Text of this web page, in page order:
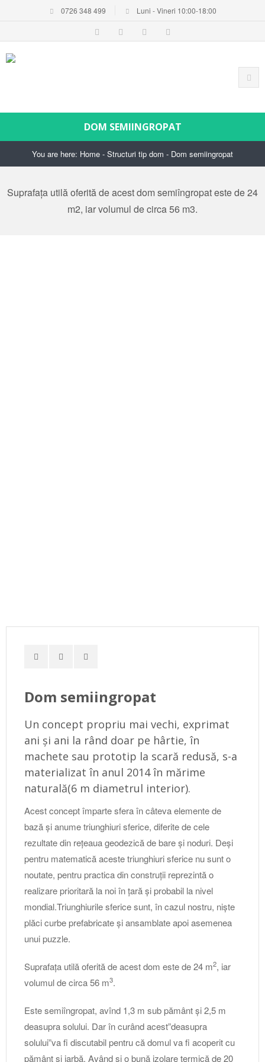
0726 348 499 Luni - Vineri 10:00-18:00
DOM SEMIINGROPAT
You are here: Home - Structuri tip dom - Dom semiingropat
Suprafața utilă oferită de acest dom semiîngropat este de 24
m2, iar volumul de circa 56 m3.
Dom semiingropat
Un concept propriu mai vechi, exprimat
ani și ani la rând doar pe hârtie, în
machete sau prototip la scară redusă, s-a
materializat în anul 2014 în mărime
naturală(6 m diametrul interior).
Acest concept împarte sfera în câteva elemente de
bază și anume triunghiuri sferice, diferite de cele
rezultate din rețeaua geodezică de bare și noduri. Deși
pentru matematică aceste triunghiuri sferice nu sunt o
noutate, pentru practica din construții reprezintă o
realizare prioritară la noi în țară și probabil la nivel
mondial.Triunghiurile sferice sunt, în cazul nostru, niște
plăci curbe prefabricate și ansamblate apoi asemenea
unui puzzle.
Suprafața utilă oferită de acest dom este de 24 m2, iar
volumul de circa 56 m3.
Este semiîngropat, avînd 1,3 m sub pământ și 2,5 m
deasupra solului. Dar în curând acest”deasupra
solului”va fi discutabil pentru că domul va fi acoperit cu
pământ și iarbă. Având și o bună izolare termică de 20